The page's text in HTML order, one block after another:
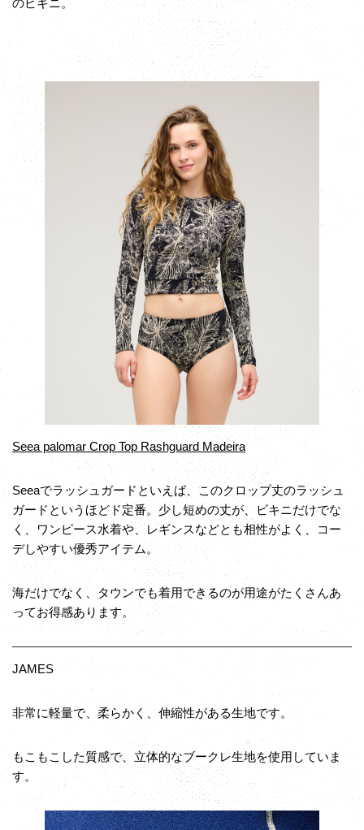
のビキニ。
Seea palomar Crop Top Rashguard Madeira
Seeaでラッシュガードといえば、このクロップ丈のラッシュ
ガードというほどド定番。少し短めの丈が、ビキニだけでな
く、ワンピース水着や、レギンスなどとも相性がよく、コー
デしやすい優秀アイテム。
海だけでなく、タウンでも着用できるのが用途がたくさんあ
ってお得感あります。
JAMES
非常に軽量で、柔らかく、伸縮性がある生地です。
もこもこした質感で、立体的なブークレ生地を使用していま
す。